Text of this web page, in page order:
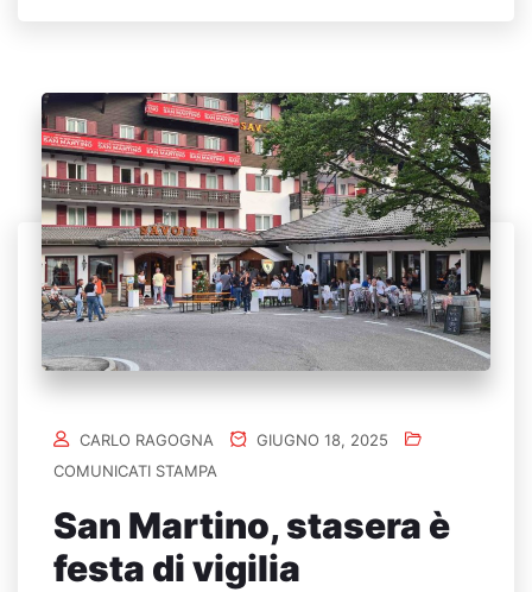
CARLO RAGOGNA
GIUGNO 18, 2025
COMUNICATI STAMPA
San Martino, stasera è
festa di vigilia